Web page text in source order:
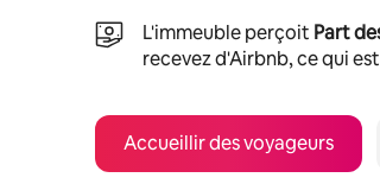
L'immeuble perçoit Part
recevez d'Airbnb, ce qui
Accueillir des voyageurs